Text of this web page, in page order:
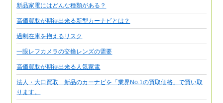
新品家電にはどんな種類がある？
高価買取が期待出来る新型カーナビとは？
過剰在庫を抱えるリスク
一眼レフカメラの交換レンズの需要
高価買取が期待出来る人気家電
法人・大口買取 新品のカーナビを「業界No.1の買取価格」で買い取
ります。